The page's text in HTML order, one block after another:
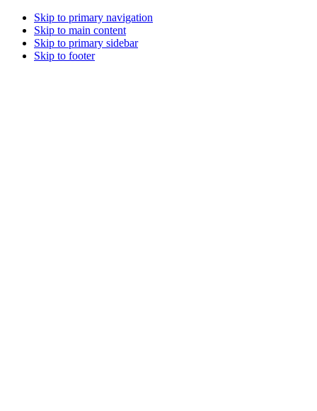
Skip to primary navigation
Skip to main content
Skip to primary sidebar
Skip to footer